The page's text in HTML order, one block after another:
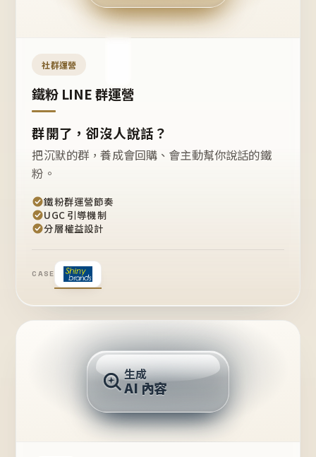
開團
嗎？
社群運營
鐵粉 LINE 群運營
群開了，卻沒人說話？
把沉默的群，養成會回購、會主動幫你說話的鐵
粉。
鐵粉群運營節奏
UGC 引導機制
分層權益設計
CASE
推薦的台灣品牌？
生成
AI 內容